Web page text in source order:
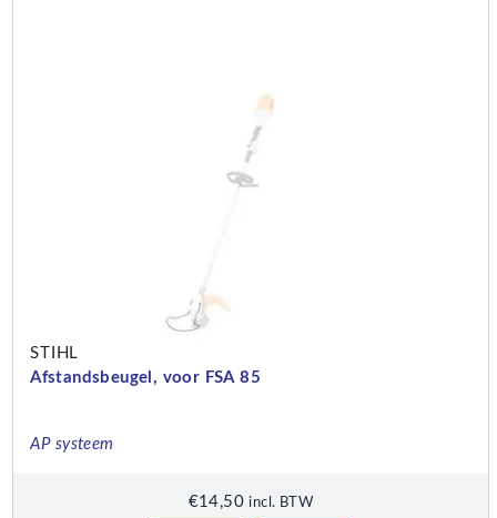
STIHL
Afstandsbeugel, voor FSA 85
AP systeem
€14,50 incl. BTW